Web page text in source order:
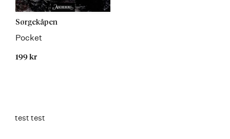
Sørgekåpen
Pocket
199 kr
test test